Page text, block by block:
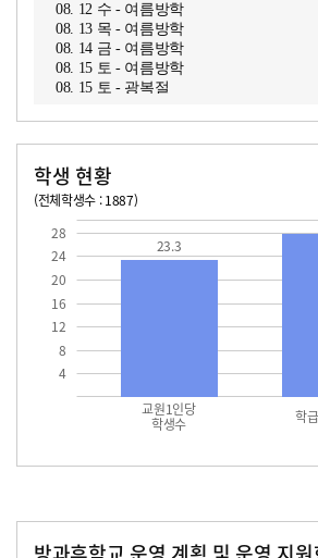
08. 12 수 - 여름방학
08. 13 목 - 여름방학
08. 14 금 - 여름방학
08. 15 토 - 여름방학
08. 15 토 - 광복절
학생 현황
(전체학생수 : 1887)
4
8
12
16
20
24
28
교원1인당
학생수 학
23.3